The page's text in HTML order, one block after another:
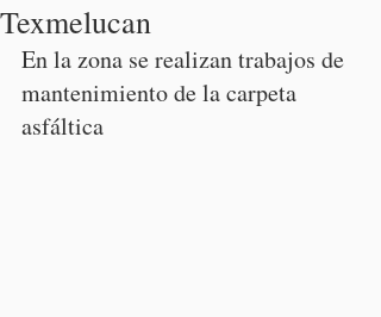
Texmelucan
En la zona se realizan trabajos de
mantenimiento de la carpeta
asfáltica